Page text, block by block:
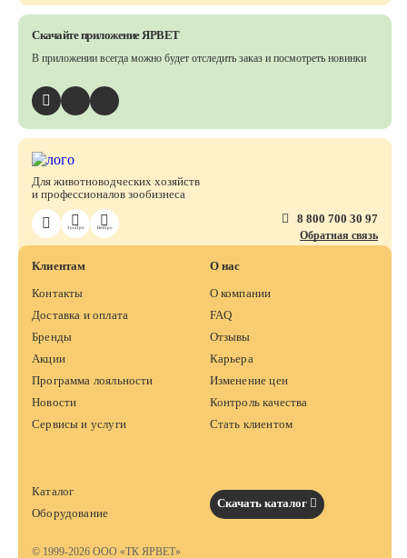
ЗооПро ВетПро
Для животноводческих хозяйств
и профессионалов зообизнеса
8 800 700 30 97
Обратная связь
Клиентам
Контакты
Доставка и оплата
Бренды
Акции
Программа лояльности
Новости
Сервисы и услуги
О нас
О компании
FAQ
Отзывы
Карьера
Изменение цен
Контроль качества
Стать клиентом
Каталог
Оборудование
Скачать каталог
© 1999-2026 ООО «ТК ЯРВЕТ»
Скачайте приложение ЯРВЕТ
В приложении всегда можно будет отследить заказ и посмотреть новинки